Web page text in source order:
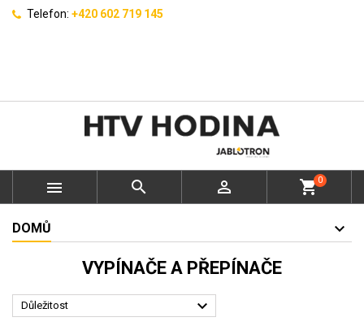
Telefon: +420 602 719 145
   shopping_cart0
DOMŮ
VYPÍNAČE A PŘEPÍNAČE
Důležitost 